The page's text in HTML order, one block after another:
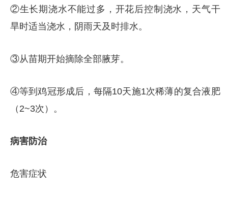
②生长期浇水不能过多，开花后控制浇水，天气干
旱时适当浇水，阴雨天及时排水。
③从苗期开始摘除全部腋芽。
④等到鸡冠形成后，每隔10天施1次稀薄的复合液肥
（2~3次）。
病害防治
危害症状